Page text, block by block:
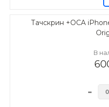
Тачскрин +OCA
В
-